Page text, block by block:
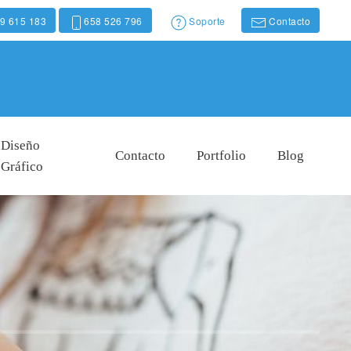
615 183 658 526 796 Soporte Contacto
Diseño
Gráfico
Contacto Portfolio Blog